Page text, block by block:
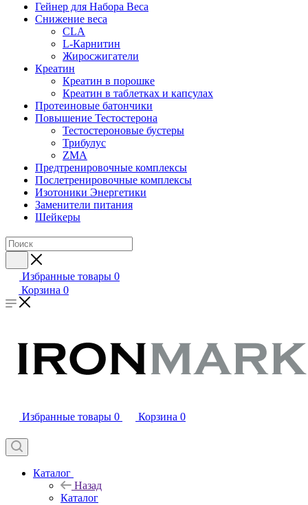
Гейнер для Набора Веса
Снижение веса
CLA
L-Карнитин
Жиросжигатели
Креатин
Креатин в порошке
Креатин в таблетках и капсулах
Протеиновые батончики
Повышение Тестостерона
Тестостероновые бустеры
Трибулус
ZMA
Предтренировочные комплексы
Послетренировочные комплексы
Изотоники Энергетики
Заменители питания
Шейкеры
Избранные товары 0
Корзина 0
Избранные товары 0 Корзина 0
Каталог
Назад
Каталог